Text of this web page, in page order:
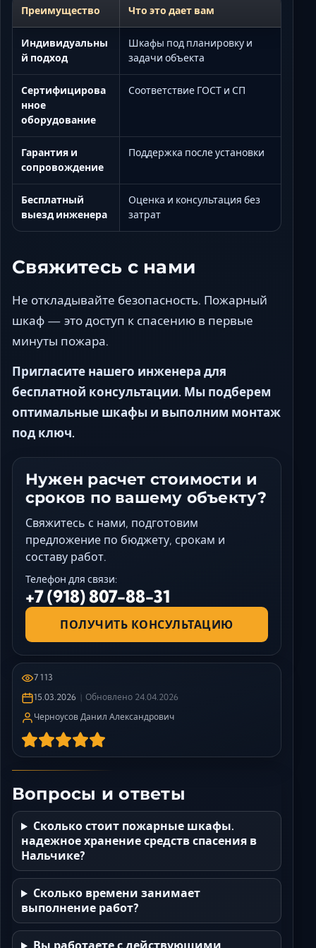
Преимущество Что это дает вам
Индивидуальны
й подход
Шкафы под планировку и
задачи объекта
Сертифицирова
нное
оборудование
Соответствие ГОСТ и СП
Гарантия и
сопровождение
Поддержка после установки
Бесплатный
выезд инженера
Оценка и консультация без
затрат
Свяжитесь с нами
Не откладывайте безопасность. Пожарный
шкаф — это доступ к спасению в первые
минуты пожара.
Пригласите нашего инженера для
бесплатной консультации. Мы подберем
оптимальные шкафы и выполним монтаж
под ключ.
Нужен расчет стоимости и
сроков по вашему объекту?
Свяжитесь с нами, подготовим
предложение по бюджету, срокам и
составу работ.
Телефон для связи:
+7 (918) 807-88-31
ПОЛУЧИТЬ КОНСУЛЬТАЦИЮ
7 113
15.03.2026
Обновлено 24.04.2026
Черноусов Данил Александрович
Вопросы и ответы
Сколько стоит пожарные шкафы.
надежное хранение средств спасения в
Нальчике?
Сколько времени занимает
выполнение работ?